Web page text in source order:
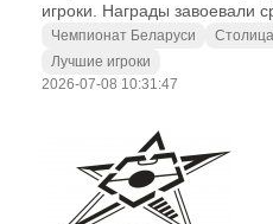
игроки. Награды завоевали
Чемпионат Беларуси
Столица
Лучшие игроки
2026-07-08 10:31:47